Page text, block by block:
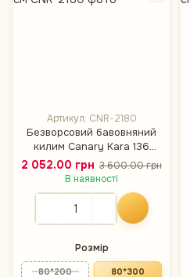
Артикул: CNR-2180
Безворсовий бавовняний
килим Canary Kara 136
бежевий/молочний,
80×300 см
2 052.00 грн 3 600.00 грн
В наявності
Розмір
80*200 80*300